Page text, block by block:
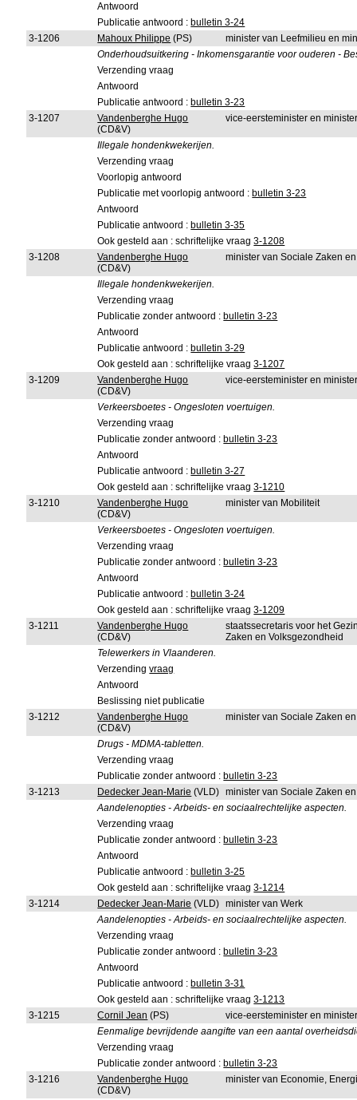
Antwoord
Publicatie antwoord : bulletin 3-24
3-1206
Mahoux Philippe (PS)
minister van Leefmilieu en
Onderhoudsuitkering - Inkomensgarantie voor ouderen -
Verzending vraag
Antwoord
Publicatie antwoord : bulletin 3-23
3-1207
Vandenberghe Hugo
(CD&V)
vice-eersteminister en
Illegale hondenkwekerijen.
Verzending vraag
Voorlopig antwoord
Publicatie met voorlopig antwoord : bulletin 3-23
Antwoord
Publicatie antwoord : bulletin 3-35
Ook gesteld aan : schriftelijke vraag3-1208
3-1208
Vandenberghe Hugo
(CD&V)
minister van Sociale Zaken
Illegale hondenkwekerijen.
Verzending vraag
Publicatie zonder antwoord : bulletin 3-23
Antwoord
Publicatie antwoord : bulletin 3-29
Ook gesteld aan : schriftelijke vraag3-1207
3-1209
Vandenberghe Hugo
(CD&V)
vice-eersteminister en
Verkeersboetes - Ongesloten voertuigen.
Verzending vraag
Publicatie zonder antwoord : bulletin 3-23
Antwoord
Publicatie antwoord : bulletin 3-27
Ook gesteld aan : schriftelijke vraag3-1210
3-1210
Vandenberghe Hugo
(CD&V)
minister van Mobiliteit
Verkeersboetes - Ongesloten voertuigen.
Verzending vraag
Publicatie zonder antwoord : bulletin 3-23
Antwoord
Publicatie antwoord : bulletin 3-24
Ook gesteld aan : schriftelijke vraag3-1209
3-1211
Vandenberghe Hugo
(CD&V)
staatssecretaris voor het
Zaken en Volksgezondheid
Telewerkers in Vlaanderen.
Verzendingvraag
Antwoord
Beslissing niet publicatie
3-1212
Vandenberghe Hugo
(CD&V)
minister van Sociale Zaken
Drugs - MDMA-tabletten.
Verzending vraag
Publicatie zonder antwoord : bulletin 3-23
3-1213
Dedecker Jean-Marie (VLD) minister van Sociale Zaken
Aandelenopties - Arbeids- en sociaalrechtelijke aspecten.
Verzending vraag
Publicatie zonder antwoord : bulletin 3-23
Antwoord
Publicatie antwoord : bulletin 3-25
Ook gesteld aan : schriftelijke vraag3-1214
3-1214
Dedecker Jean-Marie (VLD) minister van Werk
Aandelenopties - Arbeids- en sociaalrechtelijke aspecten.
Verzending vraag
Publicatie zonder antwoord : bulletin 3-23
Antwoord
Publicatie antwoord : bulletin 3-31
Ook gesteld aan : schriftelijke vraag3-1213
3-1215
Cornil Jean (PS)
vice-eersteminister en
Eenmalige bevrijdende aangifte van een aantal
Verzending vraag
Publicatie zonder antwoord : bulletin 3-23
3-1216
Vandenberghe Hugo
(CD&V)
minister van Economie,